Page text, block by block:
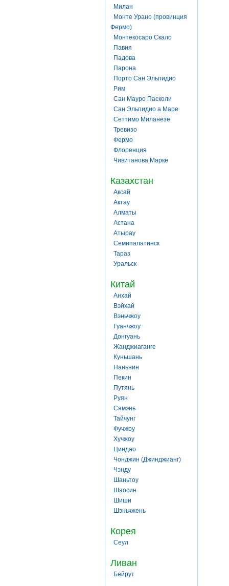
Милан
Монте Урано (провинция
Фермо)
Монтекосаро Скало
Павия
Падова
Парона
Порто Сан Эльпидио
Рим
Сан Мауро Пасколи
Сан Эльпидио а Маре
Сеттимо Миланезе
Тревизо
Фермо
Флоренция
Чивитанова Марке
Казахстан
Аксай
Актау
Алматы
Астана
Атырау
Семипалатинск
Тараз
Уральск
Китай
Анхай
Вэйхай
Вэньчжоу
Гуанчжоу
Донгуань
Жанджиаганге
Куньшань
Наньнин
Пекин
Путянь
Руян
Сямэнь
Тайчунг
Фучжоу
Хучжоу
Циндао
Чонджин (Джинджианг)
Чэнду
Шаньтоу
Шаосин
Шиши
Шэньчжень
Корея
Сеул
Ливан
Бейрут